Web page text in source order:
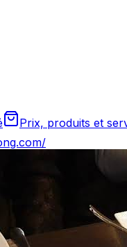
Prix, produits et